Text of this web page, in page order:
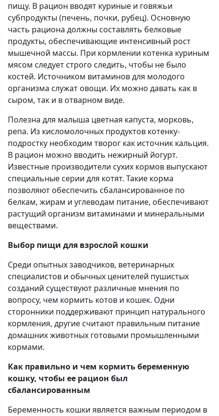
пищу. В рацион вводят куриные и говяжьи
субпродукты (печень, почки, рубец). Основную
часть рациона должны составлять белковые
продукты, обеспечивающие интенсивный рост
мышечной массы. При кормлении котенка куриным
мясом следует строго следить, чтобы не было
костей. Источником витаминов для молодого
организма служат овощи. Их можно давать как в
сыром, так и в отварном виде.
Полезна для малыша цветная капуста, морковь,
репа. Из кисломолочных продуктов котенку-
подростку необходим творог как источник кальция.
В рацион можно вводить нежирный йогурт.
Известные производители сухих кормов выпускают
специальные серии для котят. Такие корма
позволяют обеспечить сбалансированное по
белкам, жирам и углеводам питание, обеспечивают
растущий организм витаминами и минеральными
веществами.
Выбор пищи для взрослой кошки
Среди опытных заводчиков, ветеринарных
специалистов и обычных ценителей пушистых
созданий существуют различные мнения по
вопросу, чем кормить котов и кошек. Одни
сторонники поддерживают принцип натурального
кормления, другие считают правильным питание
домашних животных готовыми промышленными
кормами.
Как правильно и чем кормить беременную
кошку, чтобы ее рацион был
сбалансированным
Беременность кошки является важным периодом в